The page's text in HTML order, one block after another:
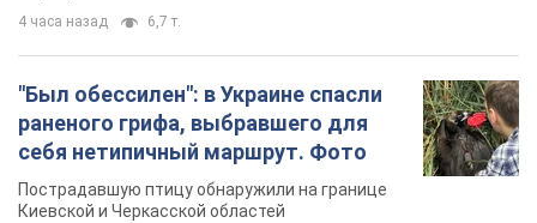
4 часа назад 6,7 т.
"Был обессилен": в Украине спасли
раненого грифа, выбравшего для
себя нетипичный маршрут. Фото
Пострадавшую птицу обнаружили на границе
Киевской и Черкасской областей